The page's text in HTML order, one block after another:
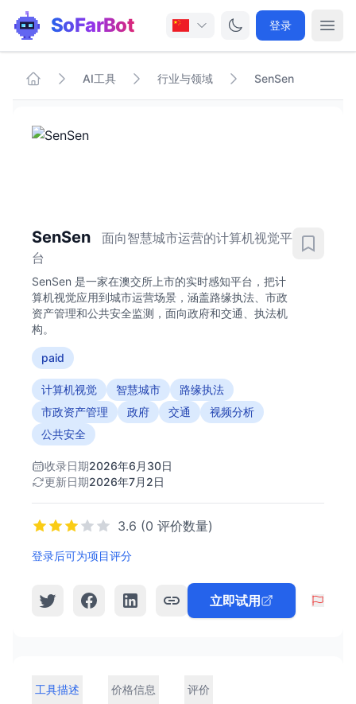
SoFarBot 登录
AI工具 行业与领域 SenSen
SenSen
面向智慧城市运营的计算机视觉平
台
SenSen 是一家在澳交所上市的实时感知平台，把计
算机视觉应用到城市运营场景，涵盖路缘执法、市政
资产管理和公共安全监测，面向政府和交通、执法机
构。
paid
计算机视觉 智慧城市
路缘执法
市政资产管理
政府 交通
视频分析
公共安全
收录日期2026年6月30日
更新日期2026年7月2日
3.6 (0 评价数量)
登录后可为项目评分
立即试用
工具描述 价格信息 评价